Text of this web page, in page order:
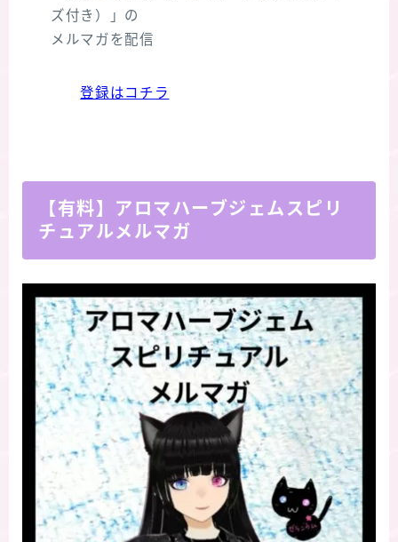
ズ付き）」の
メルマガを配信
登録はコチラ
【有料】アロマハーブジェムスピリ
チュアルメルマガ